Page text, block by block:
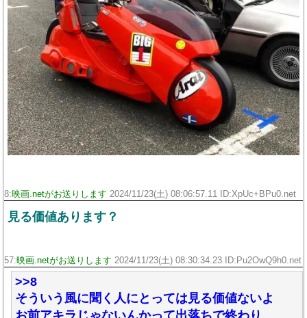
8:映画.netがお送りします 2024/11/23(土) 08:06:57.11 ID:XpUc+BPu0.net
見る価値あります？
57:映画.netがお送りします 2024/11/23(土) 08:30:34.23 ID:Pu2OwQ9h0.net
>>8
そういう風に聞く人にとっては見る価値ないよ